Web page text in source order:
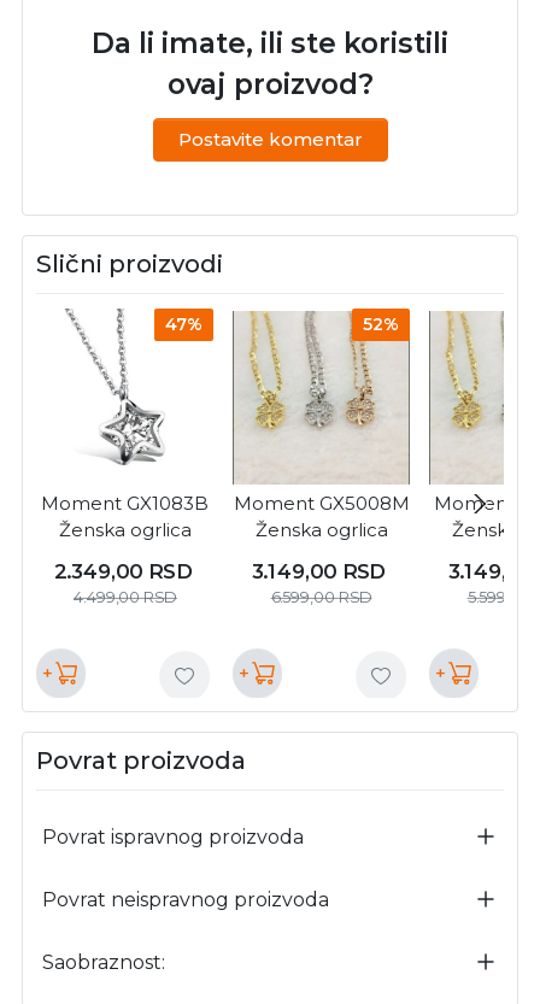
Da li imate, ili ste koristili
ovaj proizvod?
Postavite komentar
Slični proizvodi
47%
Moment GX1083B
Ženska ogrlica
2.349,00 RSD
4.499,00RSD
+
52%
Moment GX5008M
Ženska ogrlica
3.149,00 RSD
6.599,00RSD
+
Moment
Ženska
3.149,00
5.599,00
+
Povrat proizvoda
Povrat ispravnog proizvoda
Povrat neispravnog proizvoda
Saobraznost: